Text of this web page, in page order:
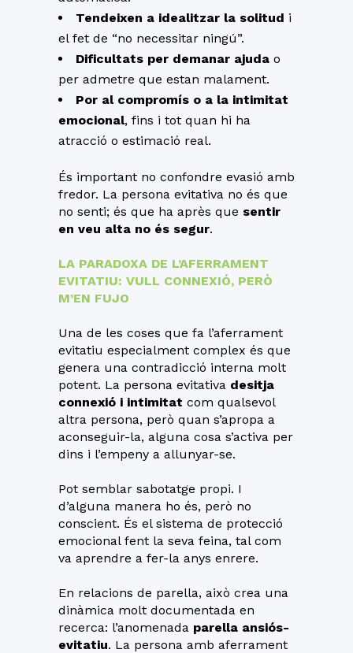
Tendeixen a idealitzar la solitud i
el fet de “no necessitar ningú”.
Dificultats per demanar ajuda o
per admetre que estan malament.
Por al compromís o a la intimitat
emocional, fins i tot quan hi ha
atracció o estimació real.
És important no confondre evasió amb
fredor. La persona evitativa no és que
no senti; és que ha après que sentir
en veu alta no és segur.
LA PARADOXA DE L’AFERRAMENT
EVITATIU: VULL CONNEXIÓ, PERÒ
M’EN FUJO
Una de les coses que fa l’aferrament
evitatiu especialment complex és que
genera una contradicció interna molt
potent. La persona evitativa desitja
connexió i intimitat com qualsevol
altra persona, però quan s’apropa a
aconseguir-la, alguna cosa s’activa per
dins i l’empeny a allunyar-se.
Pot semblar sabotatge propi. I
d’alguna manera ho és, però no
conscient. És el sistema de protecció
emocional fent la seva feina, tal com
va aprendre a fer-la anys enrere.
En relacions de parella, això crea una
dinàmica molt documentada en
recerca: l’anomenada parella ansiós-
evitatiu. La persona amb aferrament